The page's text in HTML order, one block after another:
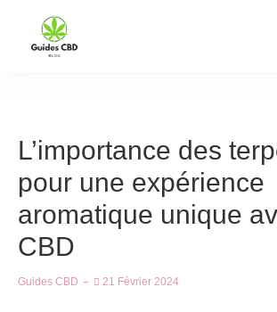
L’importance des
pour une expérience
aromatique unique
CBD
Guides CBD 21 Février 2024